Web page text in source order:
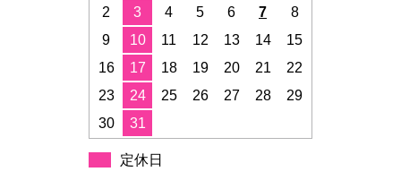
2
3 4 5 6 7
8
9
10 11 12 13 14
15
16
17 18 19 20 21
22
23
24 25 26 27 28
29
30
31
定休日